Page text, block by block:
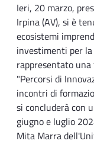
Ieri, 20 marzo,
Irpina (AV), si è
ecosistemi
investimenti per la
rappresentato
"Percorsi di
incontri di
si concluderà con
giugno e luglio
Mita Marra